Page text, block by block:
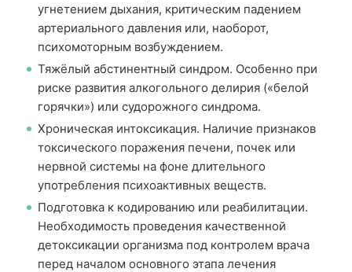
угнетением дыхания, критическим падением
артериального давления или, наоборот,
психомоторным возбуждением.
Тяжёлый абстинентный синдром. Особенно при
риске развития алкогольного делирия («белой
горячки») или судорожного синдрома.
Хроническая интоксикация. Наличие признаков
токсического поражения печени, почек или
нервной системы на фоне длительного
употребления психоактивных веществ.
Подготовка к кодированию или реабилитации.
Необходимость проведения качественной
детоксикации организма под контролем врача
перед началом основного этапа лечения